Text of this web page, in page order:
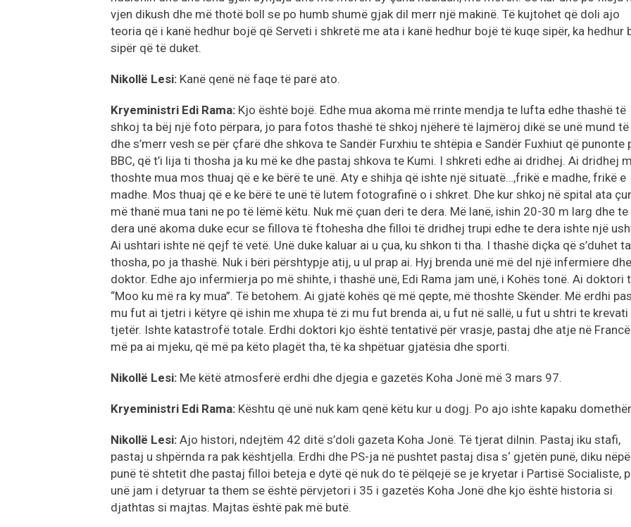
vjen dikush dhe më thotë boll se po humb shumë gjak dil merr një makinë. Të kujtohet që doli ajo
teoria që i kanë hedhur bojë që Serveti i shkretë me ata i kanë hedhur bojë të kuqe sipër, ka hedhur
sipër që të duket.
Nikollë Lesi: Kanë qenë në faqe të parë ato.
Kryeministri Edi Rama: Kjo është bojë. Edhe mua akoma më rrinte mendja te lufta edhe thashë të
shkoj ta bëj një foto përpara, jo para fotos thashë të shkoj njëherë të lajmëroj dikë se unë mund të
dhe s’merr vesh se për çfarë dhe shkova te Sandër Furxhiu te shtëpia e Sandër Fuxhiut që punonte
BBC, që t’i lija ti thosha ja ku më ke dhe pastaj shkova te Kumi. I shkreti edhe ai dridhej. Ai dridhej
thoshte mua mos thuaj që e ke bërë te unë. Aty e shihja që ishte një situatë…,frikë e madhe, frikë e
madhe. Mos thuaj që e ke bërë te unë të lutem fotografinë o i shkret. Dhe kur shkoj në spital ata
më thanë mua tani ne po të lëmë këtu. Nuk më çuan deri te dera. Më lanë, ishin 20-30 m larg dhe te
dera unë akoma duke ecur se fillova të ftohesha dhe filloi të dridhej trupi edhe te dera ishte një
Ai ushtari ishte në qejf të vetë. Unë duke kaluar ai u çua, ku shkon ti tha. I thashë diçka që s’duhet ta
thosha, po ja thashë. Nuk i bëri përshtypje atij, u ul prap ai. Hyj brenda unë më del një infermiere
doktor. Edhe ajo infermierja po më shihte, i thashë unë, Edi Rama jam unë, i Kohës tonë. Ai doktori
“Moo ku më ra ky mua”. Të betohem. Ai gjatë kohës që më qepte, më thoshte Skënder. Më erdhi
mu fut ai tjetri i këtyre që ishin me xhupa të zi mu fut brenda ai, u fut në sallë, u fut u shtri te krevati
tjetër. Ishte katastrofë totale. Erdhi doktori kjo është tentativë për vrasje, pastaj dhe atje në
më pa ai mjeku, që më pa këto plagët tha, të ka shpëtuar gjatësia dhe sporti.
Nikollë Lesi: Me këtë atmosferë erdhi dhe djegia e gazetës Koha Jonë më 3 mars 97.
Kryeministri Edi Rama: Kështu që unë nuk kam qenë këtu kur u dogj. Po ajo ishte kapaku
Nikollë Lesi: Ajo histori, ndejtëm 42 ditë s’doli gazeta Koha Jonë. Të tjerat dilnin. Pastaj iku stafi,
pastaj u shpërnda ra pak kështjella. Erdhi dhe PS-ja në pushtet pastaj disa s‘ gjetën punë, diku
punë të shtetit dhe pastaj filloi beteja e dytë që nuk do të pëlqejë se je kryetar i Partisë Socialiste,
unë jam i detyruar ta them se është përvjetori i 35 i gazetës Koha Jonë dhe kjo është historia si
djathtas si majtas. Majtas është pak më butë.